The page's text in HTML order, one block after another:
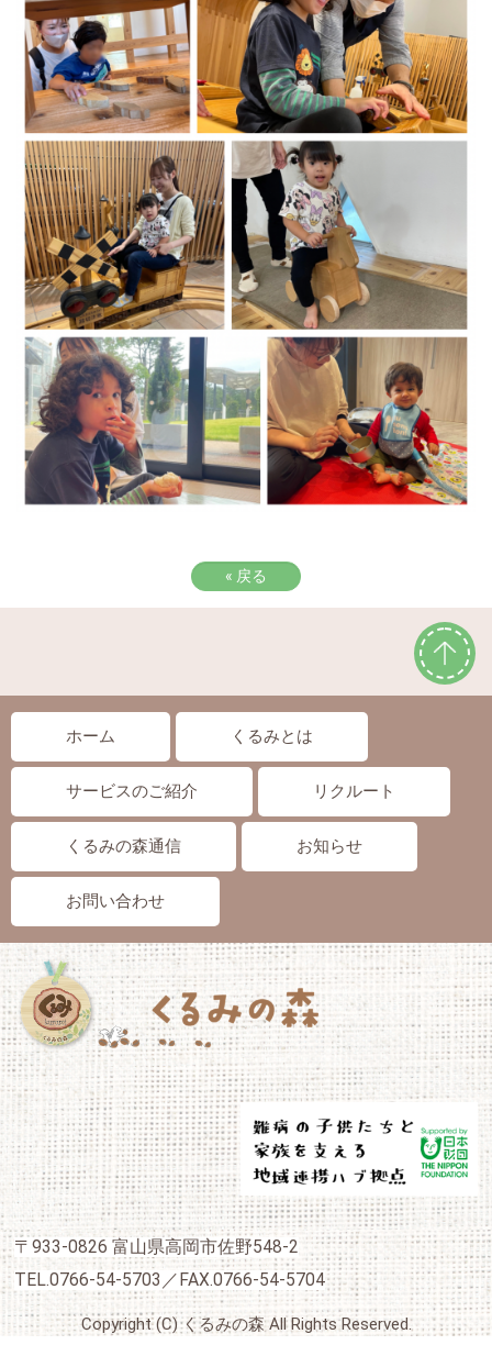
« 戻る
ホーム くるみとは
サービスのご紹介 リクルート
くるみの森通信 お知らせ
お問い合わせ
〒933-0826 富山県高岡市佐野548-2
TEL.0766-54-5703／FAX.0766-54-5704
Copyright (C) くるみの森 All Rights Reserved.